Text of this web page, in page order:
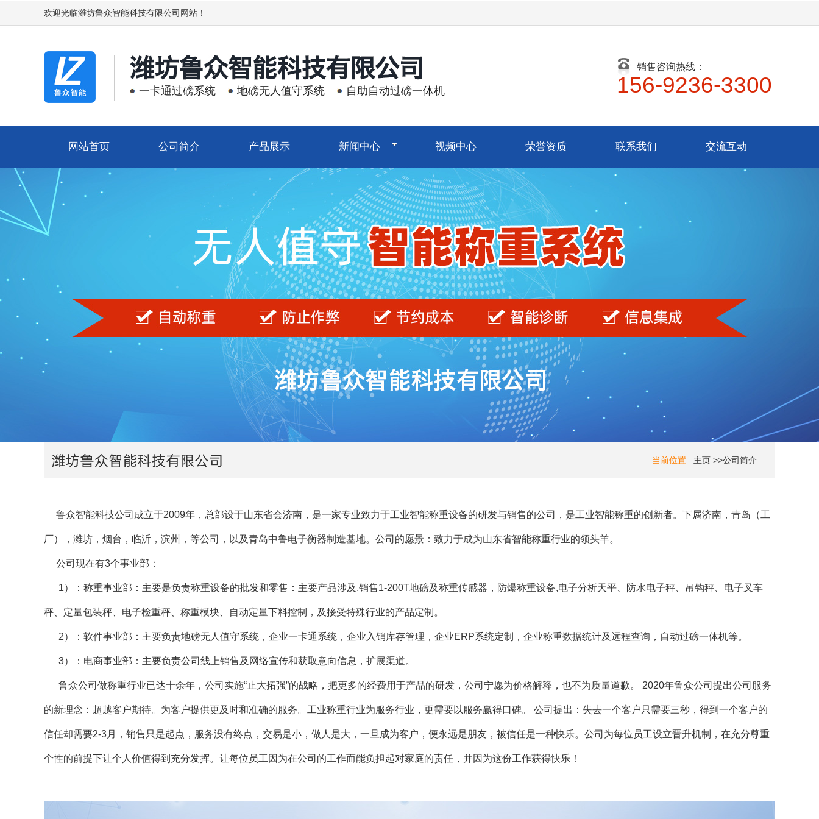
欢迎光临潍坊鲁众智能科技有限公司网站！
一卡通过磅系统 地磅无人值守系统 自助自动过磅一体机
销售咨询热线：
156-9236-3300
网站首页 公司简介 产品展示 新闻中心 视频中心 荣誉资质 联系我们 交流互动
当前位置 : 主页 >>公司简介
鲁众智能科技公司成立于2009年，总部设于山东省会济南，是一家专业致力于工业智能称重设备的研发与销售的公司，是工业智能称重的创新者。下属济南，青岛（工
厂），潍坊，烟台，临沂，滨州，等公司，以及青岛中鲁电子衡器制造基地。公司的愿景：致力于成为山东省智能称重行业的领头羊。
公司现在有3个事业部：
1）：称重事业部：主要是负责称重设备的批发和零售：主要产品涉及,销售1-200T地磅及称重传感器，防爆称重设备,电子分析天平、防水电子秤、吊钩秤、电子叉车
秤、定量包装秤、电子检重秤、称重模块、自动定量下料控制，及接受特殊行业的产品定制。
2）：软件事业部：主要负责地磅无人值守系统，企业一卡通系统，企业入销库存管理，企业ERP系统定制，企业称重数据统计及远程查询，自动过磅一体机等。
3）：电商事业部：主要负责公司线上销售及网络宣传和获取意向信息，扩展渠道。
鲁众公司做称重行业已达十余年，公司实施“止大拓强”的战略，把更多的经费用于产品的研发，公司宁愿为价格解释，也不为质量道歉。 2020年鲁众公司提出公司服务
的新理念：超越客户期待。为客户提供更及时和准确的服务。工业称重行业为服务行业，更需要以服务赢得口碑。 公司提出：失去一个客户只需要三秒，得到一个客户的
信任却需要2-3月，销售只是起点，服务没有终点，交易是小，做人是大，一旦成为客户，便永远是朋友，被信任是一种快乐。公司为每位员工设立晋升机制，在充分尊重
个性的前提下让个人价值得到充分发挥。让每位员工因为在公司的工作而能负担起对家庭的责任，并因为这份工作获得快乐！